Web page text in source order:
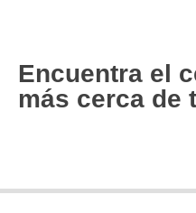
Encuentra el
más cerca de